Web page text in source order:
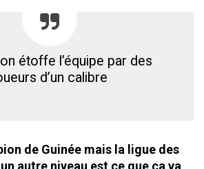
étoffe l’équipe par des
d’un calibre
de Guinée mais la ligue des